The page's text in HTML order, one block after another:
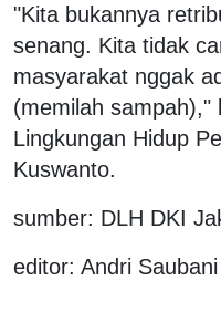
"Kita bukannya
senang. Kita tidak
masyarakat nggak
(memilah sampah),"
Lingkungan Hidup
Kuswanto.
sumber: DLH DKI
editor: Andri Saubani